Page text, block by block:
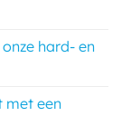
hard- en
met een